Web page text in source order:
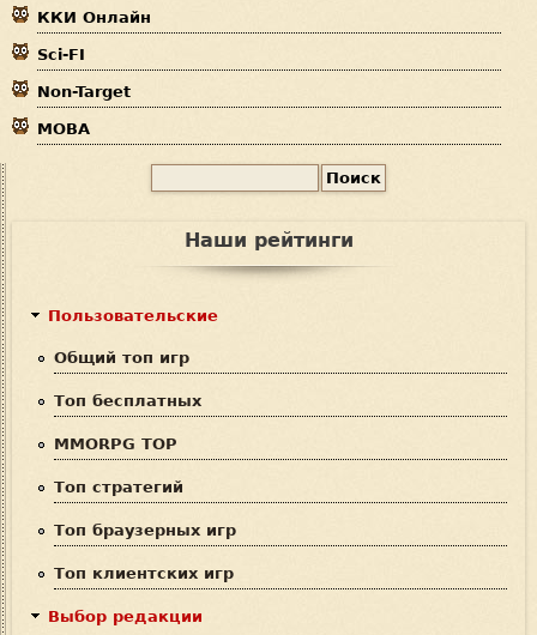
ь
ККИ Онлайн
Sci-FI
Non-Target
MOBA
Наши рейтинги
Пользовательские
Общий топ игр
Топ бесплатных
MMORPG TOP
Топ стратегий
Топ браузерных игр
Топ клиентских игр
Выбор редакции